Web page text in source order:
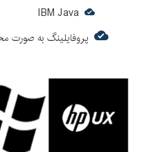
IBM Java
پروفایلینگ به صورت